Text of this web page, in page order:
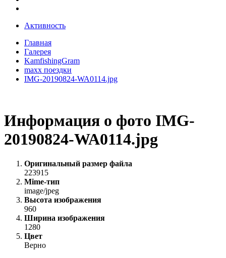
Активность
Главная
Галерея
KamfishingGram
maxx поездки
IMG-20190824-WA0114.jpg
Информация о фото IMG-
20190824-WA0114.jpg
Оригинальный размер файла
223915
Mime-тип
image/jpeg
Высота изображения
960
Ширина изображения
1280
Цвет
Верно